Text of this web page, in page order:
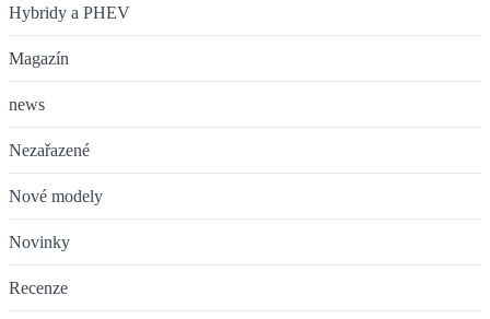
Hybridy a PHEV
Magazín
news
Nezařazené
Nové modely
Novinky
Recenze